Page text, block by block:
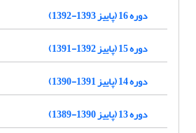
دوره 16 (پاییز 1393-1392)
دوره 15 (پاییز 1392-1391)
دوره 14 (پاییز 1391-1390)
دوره 13 (پاییز 1390-1389)